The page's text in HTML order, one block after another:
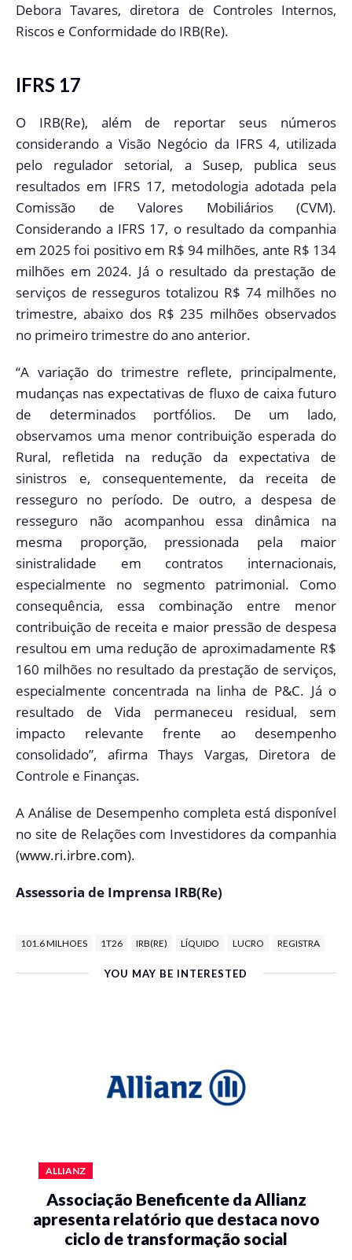
Debora Tavares, diretora de Controles Internos,
Riscos e Conformidade do IRB(Re).
IFRS 17
O IRB(Re), além de reportar seus números
considerando a Visão Negócio da IFRS 4, utilizada
pelo regulador setorial, a Susep, publica seus
resultados em IFRS 17, metodologia adotada pela
Comissão de Valores Mobiliários (CVM).
Considerando a IFRS 17, o resultado da companhia
em 2025 foi positivo em R$ 94 milhões, ante R$ 134
milhões em 2024. Já o resultado da prestação de
serviços de resseguros totalizou R$ 74 milhões no
trimestre, abaixo dos R$ 235 milhões observados
no primeiro trimestre do ano anterior.
“A variação do trimestre reflete, principalmente,
mudanças nas expectativas de fluxo de caixa futuro
de determinados portfólios. De um lado,
observamos uma menor contribuição esperada do
Rural, refletida na redução da expectativa de
sinistros e, consequentemente, da receita de
resseguro no período. De outro, a despesa de
resseguro não acompanhou essa dinâmica na
mesma proporção, pressionada pela maior
sinistralidade em contratos internacionais,
especialmente no segmento patrimonial. Como
consequência, essa combinação entre menor
contribuição de receita e maior pressão de despesa
resultou em uma redução de aproximadamente R$
160 milhões no resultado da prestação de serviços,
especialmente concentrada na linha de P&C. Já o
resultado de Vida permaneceu residual, sem
impacto relevante frente ao desempenho
consolidado”, afirma Thays Vargas, Diretora de
Controle e Finanças.
A Análise de Desempenho completa está disponível
no site de Relações com Investidores da companhia
(www.ri.irbre.com).
Assessoria de Imprensa IRB(Re)
101.6 MILHOES 1T26 IRB(RE) LÍQUIDO LUCRO REGISTRA
YOU MAY BE INTERESTED
ALLIANZ
Associação Beneficente da Allianz
apresenta relatório que destaca novo
ciclo de transformação social